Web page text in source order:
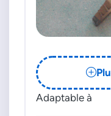
Adaptable à